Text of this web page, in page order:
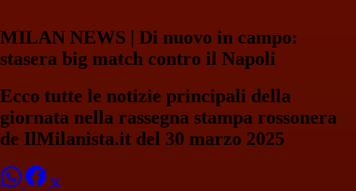
MILAN NEWS | Di nuovo in campo:
stasera big match contro il Napoli
Ecco tutte le notizie principali della
giornata nella rassegna stampa rossonera
de IlMilanista.it del 30 marzo 2025